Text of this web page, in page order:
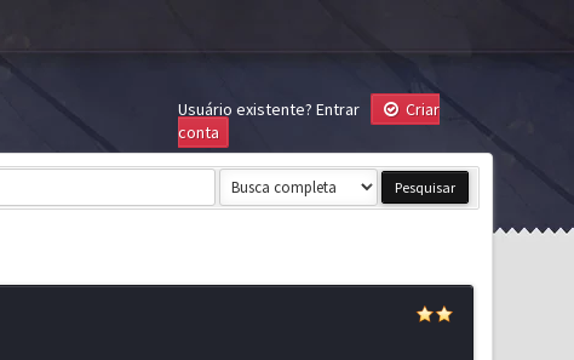
Usuário existente? Entrar
Criar
conta